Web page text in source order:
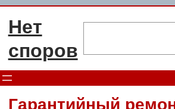
Перейти
Нет
споров
Гарантийный